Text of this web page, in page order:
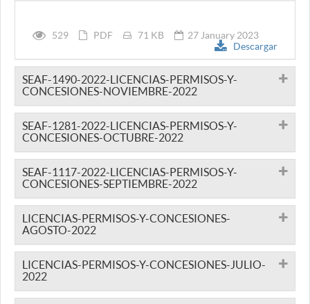
529 PDF 71 KB
27 January 2023
Descargar
SEAF-1490-2022-LICENCIAS-PERMISOS-Y-
CONCESIONES-NOVIEMBRE-2022
SEAF-1281-2022-LICENCIAS-PERMISOS-Y-
CONCESIONES-OCTUBRE-2022
SEAF-1117-2022-LICENCIAS-PERMISOS-Y-
CONCESIONES-SEPTIEMBRE-2022
LICENCIAS-PERMISOS-Y-CONCESIONES-
AGOSTO-2022
LICENCIAS-PERMISOS-Y-CONCESIONES-JULIO-
2022